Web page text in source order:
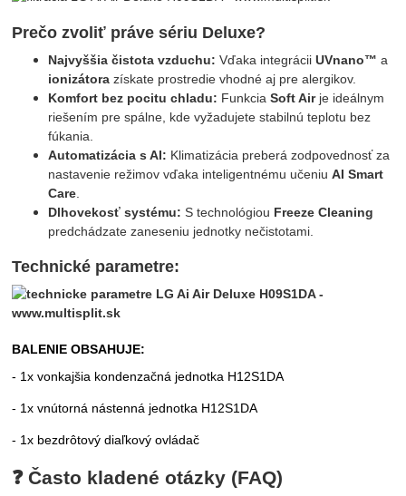
Prečo zvoliť práve sériu Deluxe?
Najvyššia čistota vzduchu: Vďaka integráciiUVnano™ a
ionizátora získate prostredie vhodné aj pre alergikov.
Komfort bez pocitu chladu: FunkciaSoft Airje ideálnym
riešením pre spálne, kde vyžadujete stabilnú teplotu bez
fúkania.
Automatizácia s AI: Klimatizácia preberá zodpovednosť za
nastavenie režimov vďaka inteligentnému učeniuAI Smart
Care
Dlhovekosť systému: S technológiou Freeze Cleaning
predchádzate zaneseniu jednotky nečistotami.
Technické parametre:
BALENIE OBSAHUJE:
- 1x vonkajšia kondenzačná jednotka H12S1DA
- 1x vnútorná nástenná jednotka H12S1DA
- 1x bezdrôtový diaľkový ovládač
❓ Často kladené otázky (FAQ)